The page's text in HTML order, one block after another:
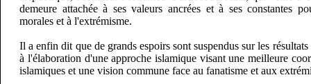
demeure attachée à ses valeurs ancrées et à ses constantes
morales et à l'extrémisme.
Il a enfin dit que de grands espoirs sont suspendus sur les
à l'élaboration d'une approche islamique visant une meilleure
islamiques et une vision commune face au fanatisme et aux